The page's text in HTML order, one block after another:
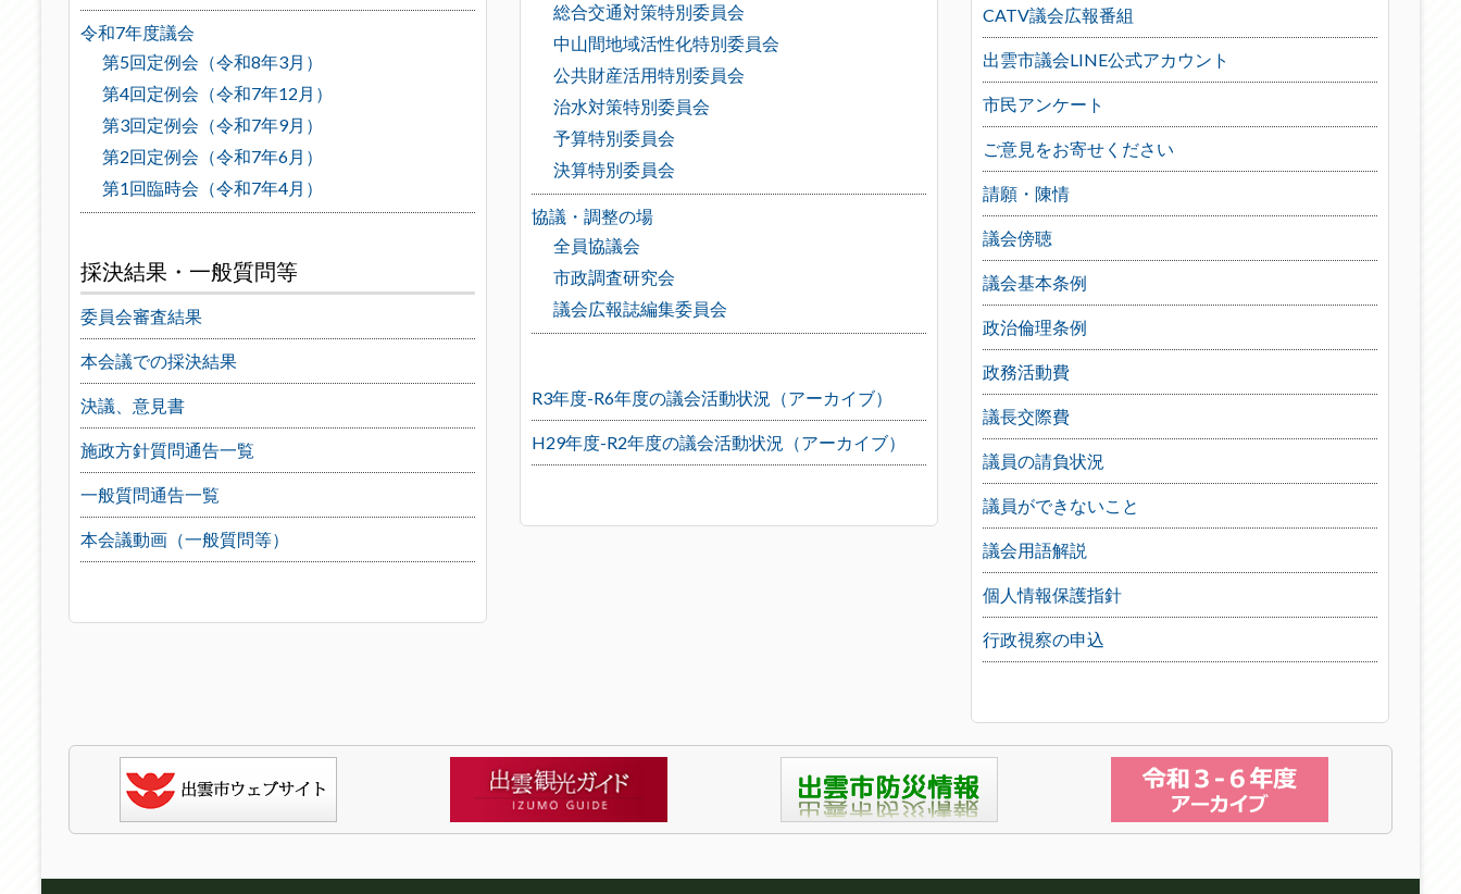
令和7年度議会
第5回定例会（令和8年3月）
第4回定例会（令和7年12月）
第3回定例会（令和7年9月）
第2回定例会（令和7年6月）
第1回臨時会（令和7年4月）
採決結果・一般質問等
委員会審査結果
本会議での採決結果
決議、意見書
施政方針質問通告一覧
一般質問通告一覧
本会議動画（一般質問等）
総合交通対策特別委員会
中山間地域活性化特別委員会
公共財産活用特別委員会
治水対策特別委員会
予算特別委員会
決算特別委員会
協議・調整の場
全員協議会
市政調査研究会
議会広報誌編集委員会
R3年度-R6年度の議会活動状況（アーカイブ）
H29年度-R2年度の議会活動状況（アーカイブ）
CATV議会広報番組
出雲市議会LINE公式アカウント
市民アンケート
ご意見をお寄せください
請願・陳情
議会傍聴
議会基本条例
政治倫理条例
政務活動費
議長交際費
議員の請負状況
議員ができないこと
議会用語解説
個人情報保護指針
行政視察の申込